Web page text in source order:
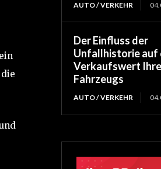
AUTO / VERKEHR
Der Einfluss der
Unfallhistorie auf
Verkaufswert
Fahrzeugs
AUTO / VERKEHR